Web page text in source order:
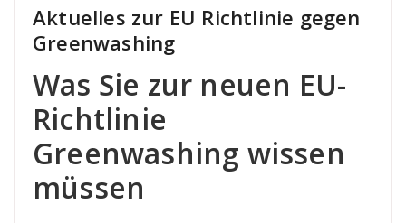
Aktuelles zur EU Richtlinie gegen
Greenwashing
Was Sie zur neuen EU-
Richtlinie
Greenwashing wissen
müssen